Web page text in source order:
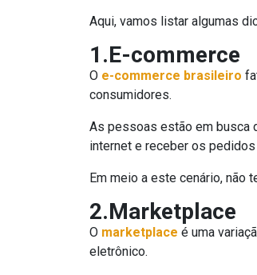
Aqui, vamos listar algumas
1.E-commerce
O e-commerce brasileiro
consumidores.
As pessoas estão em busca
internet e receber os
Em meio a este cenário, não
2.Marketplace
O marketplace é uma
eletrônico.